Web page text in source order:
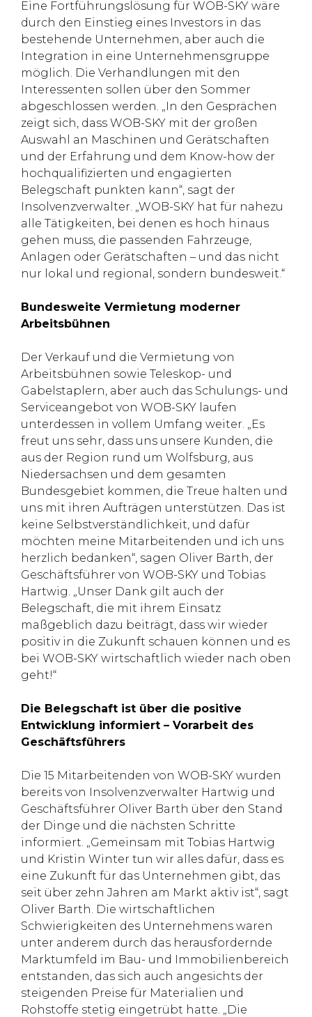
Eine Fortführungslösung für WOB-SKY wäre
durch den Einstieg eines Investors in das
bestehende Unternehmen, aber auch die
Integration in eine Unternehmensgruppe
möglich. Die Verhandlungen mit den
Interessenten sollen über den Sommer
abgeschlossen werden. „In den Gesprächen
zeigt sich, dass WOB-SKY mit der großen
Auswahl an Maschinen und Gerätschaften
und der Erfahrung und dem Know-how der
hochqualifizierten und engagierten
Belegschaft punkten kann“, sagt der
Insolvenzverwalter. „WOB-SKY hat für nahezu
alle Tätigkeiten, bei denen es hoch hinaus
gehen muss, die passenden Fahrzeuge,
Anlagen oder Gerätschaften – und das nicht
nur lokal und regional, sondern bundesweit.“
Bundesweite Vermietung moderner
Arbeitsbühnen
Der Verkauf und die Vermietung von
Arbeitsbühnen sowie Teleskop- und
Gabelstaplern, aber auch das Schulungs- und
Serviceangebot von WOB-SKY laufen
unterdessen in vollem Umfang weiter. „Es
freut uns sehr, dass uns unsere Kunden, die
aus der Region rund um Wolfsburg, aus
Niedersachsen und dem gesamten
Bundesgebiet kommen, die Treue halten und
uns mit ihren Aufträgen unterstützen. Das ist
keine Selbstverständlichkeit, und dafür
möchten meine Mitarbeitenden und ich uns
herzlich bedanken“, sagen Oliver Barth, der
Geschäftsführer von WOB-SKY und Tobias
Hartwig. „Unser Dank gilt auch der
Belegschaft, die mit ihrem Einsatz
maßgeblich dazu beiträgt, dass wir wieder
positiv in die Zukunft schauen können und es
bei WOB-SKY wirtschaftlich wieder nach oben
geht!“
Die Belegschaft ist über die positive
Entwicklung informiert – Vorarbeit des
Geschäftsführers
Die 15 Mitarbeitenden von WOB-SKY wurden
bereits von Insolvenzverwalter Hartwig und
Geschäftsführer Oliver Barth über den Stand
der Dinge und die nächsten Schritte
informiert. „Gemeinsam mit Tobias Hartwig
und Kristin Winter tun wir alles dafür, dass es
eine Zukunft für das Unternehmen gibt, das
seit über zehn Jahren am Markt aktiv ist“, sagt
Oliver Barth. Die wirtschaftlichen
Schwierigkeiten des Unternehmens waren
unter anderem durch das herausfordernde
Marktumfeld im Bau- und Immobilienbereich
entstanden, das sich auch angesichts der
steigenden Preise für Materialien und
Rohstoffe stetig eingetrübt hatte. „Die